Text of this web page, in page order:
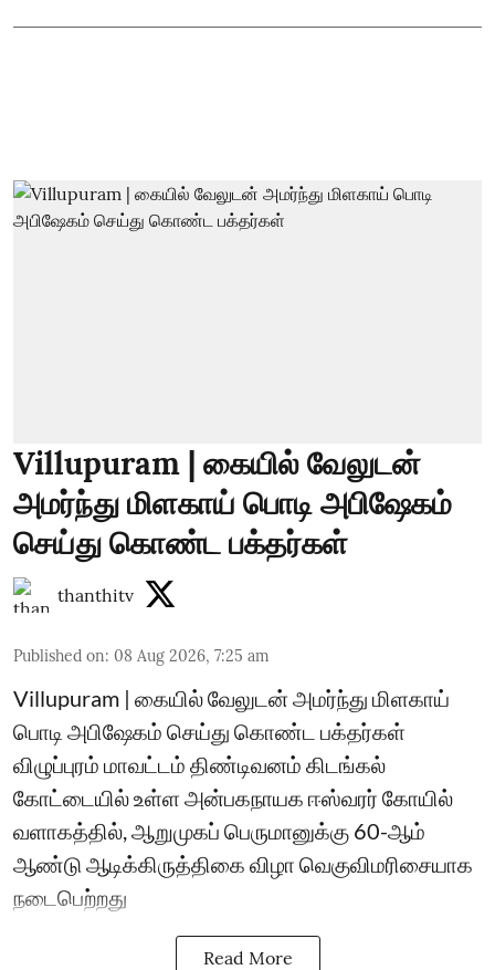
Villupuram | கையில் வேலுடன்
அமர்ந்து மிளகாய் பொடி அபிஷேகம்
செய்து கொண்ட பக்தர்கள்
thanthitv
Published on: 08 Aug 2026, 7:25 am
Villupuram | கையில் வேலுடன் அமர்ந்து மிளகாய்
பொடி அபிஷேகம் செய்து கொண்ட பக்தர்கள்
விழுப்புரம் மாவட்டம் திண்டிவனம் கிடங்கல்
கோட்டையில் உள்ள அன்பகநாயக ஈஸ்வரர் கோயில்
வளாகத்தில், ஆறுமுகப் பெருமானுக்கு 60-ஆம்
ஆண்டு ஆடிக்கிருத்திகை விழா வெகுவிமரிசையாக
நடைபெற்றது
Read More